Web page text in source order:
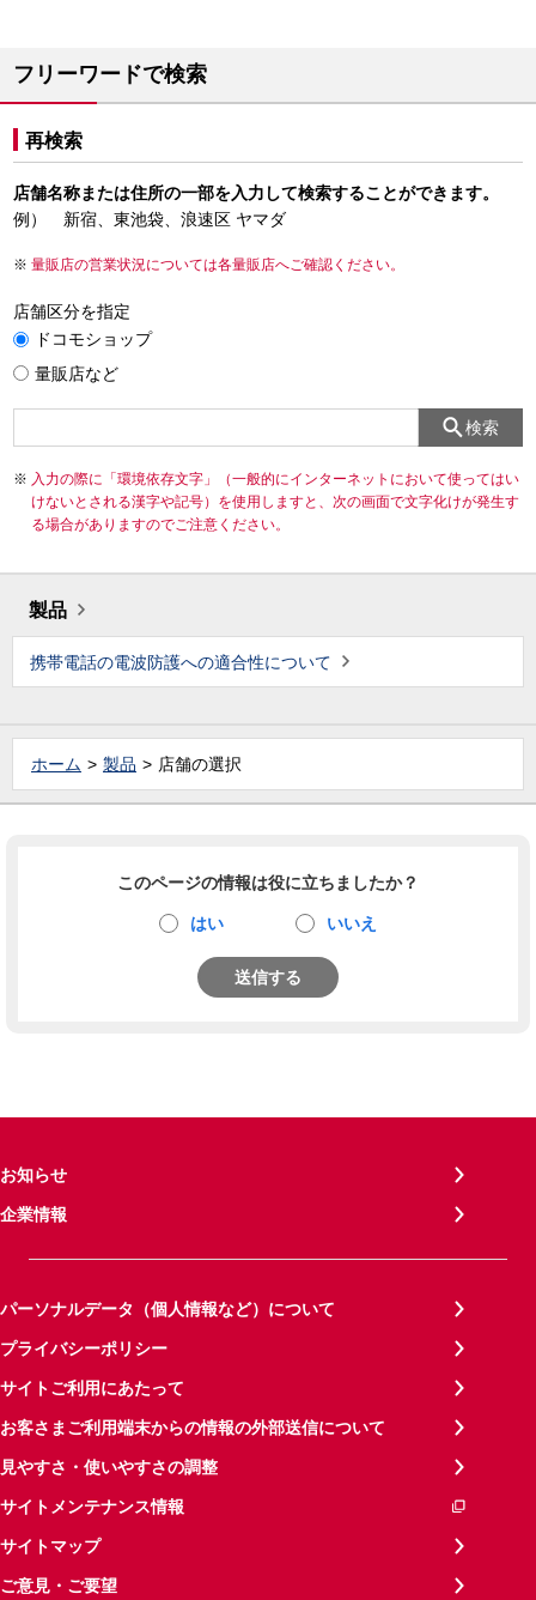
フリーワードで検索
再検索
店舗名称または住所の一部を入力して検索することができます。
例） 新宿、東池袋、浪速区 ヤマダ
量販店の営業状況については各量販店へご確認ください。
店舗区分を指定
ドコモショップ
量販店など
検索
入力の際に「環境依存文字」（一般的にインターネットにおいて使ってはい
けないとされる漢字や記号）を使用しますと、次の画面で文字化けが発生す
る場合がありますのでご注意ください。
製品
携帯電話の電波防護への適合性について
ホーム 製品 店舗の選択
このページの情報は役に立ちましたか？
はい いいえ
送信する
お知らせ
企業情報
パーソナルデータ（個人情報など）について
プライバシーポリシー
サイトご利用にあたって
お客さまご利用端末からの情報の外部送信について
見やすさ・使いやすさの調整
サイトメンテナンス情報
サイトマップ
ご意見・ご要望